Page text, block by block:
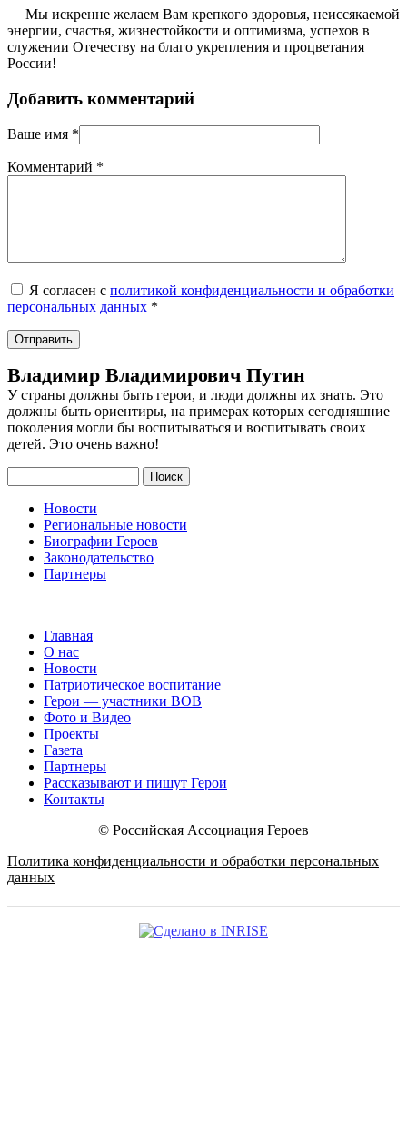
Мы искренне желаем Вам крепкого здоровья, неиссякаемой
энергии, счастья, жизнестойкости и оптимизма, успехов в
служении Отечеству на благо укрепления и процветания
России!
Добавить комментарий
Ваше имя *
Комментарий *
Я согласен с политикой конфиденциальности и обработки
персональных данных *
Владимир Владимирович Путин
У страны должны быть герои, и люди должны их знать. Это
должны быть ориентиры, на примерах которых сегодняшние
поколения могли бы воспитываться и воспитывать своих
детей. Это очень важно!
Поиск
Новости
Региональные новости
Биографии Героев
Законодательство
Партнеры
Главная
О нас
Новости
Патриотическое воспитание
Герои — участники ВОВ
Фото и Видео
Проекты
Газета
Партнеры
Рассказывают и пишут Герои
Контакты
© Российская Ассоциация Героев
Политика конфиденциальности и обработки персональных
данных